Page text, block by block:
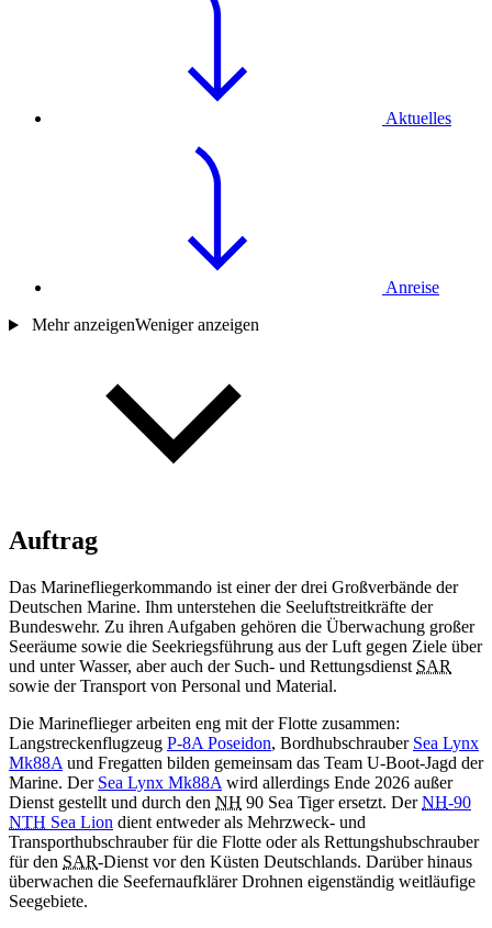
Aktuelles
Anreise
Mehr anzeigenWeniger anzeigen
Auftrag
Das Marinefliegerkommando ist einer der drei Großverbände der
Deutschen Marine. Ihm unterstehen die Seeluftstreitkräfte der
Bundeswehr. Zu ihren Aufgaben gehören die Überwachung großer
Seeräume sowie die Seekriegsführung aus der Luft gegen Ziele über
und unter Wasser, aber auch der Such- und Rettungsdienst SAR
sowie der Transport von Personal und Material.
Die Marineflieger arbeiten eng mit der Flotte zusammen:
Langstreckenflugzeug P-8A Poseidon, Bordhubschrauber Sea Lynx
Mk88A und Fregatten bilden gemeinsam das Team U-Boot-Jagd der
Marine. Der Sea Lynx Mk88A wird allerdings Ende 2026 außer
Dienst gestellt und durch den NH 90 Sea Tiger ersetzt. DerNH-90
NTH Sea Lion dient entweder als Mehrzweck- und
Transporthubschrauber für die Flotte oder als Rettungshubschrauber
für den SAR-Dienst vor den Küsten Deutschlands. Darüber hinaus
überwachen die Seefernaufklärer Drohnen eigenständig weitläufige
Seegebiete.